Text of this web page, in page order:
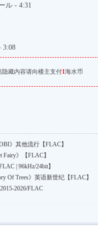
ル - 4:31
3:08
藏内容请向楼主支付1海水币
》其他流行【FLAC】
Fairy》【FLAC】
| 96kHz/24bit】
Of Trees》英语新世纪【FLAC】
2026/FLAC